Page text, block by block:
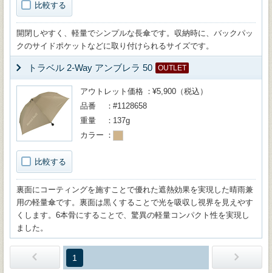
比較する
開閉しやすく、軽量でシンプルな長傘です。収納時に、バックパッ
クのサイドポケットなどに取り付けられるサイズです。
トラベル 2-Way アンブレラ 50 OUTLET
比較する
アウトレット価格
¥5,900（税込）
品番
#1128658
重量
137g
カラー
裏面にコーティングを施すことで優れた遮熱効果を実現した晴雨兼
用の軽量傘です。裏面は黒くすることで光を吸収し視界を見えやす
くします。6本骨にすることで、驚異の軽量コンパクト性を実現し
ました。
1